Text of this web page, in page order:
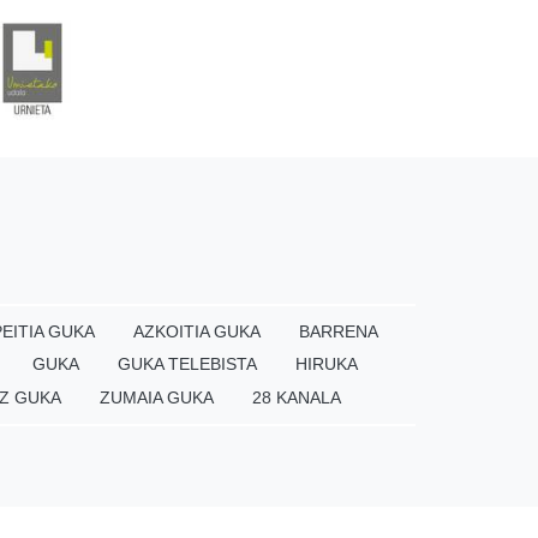
GUKA AZKOITIA GUKA
BARRENA
GUKA GUKA TELEBISTA
HIRUKA
GUKA ZUMAIA GUKA 28 KANALA